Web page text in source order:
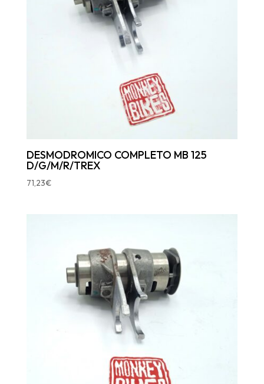
DESMODROMICO COMPLETO MB 125
D/G/M/R/TREX
71,23€